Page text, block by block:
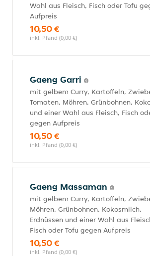
Wahl aus Fleisch, Fisch oder Tofu
Aufpreis
10,50 €
inkl. Pfand (0,00 €)
Gaeng Garri
mit gelbem Curry, Kartoffeln,
Tomaten, Möhren, Grünbohnen,
und einer Wahl aus Fleisch, Fisch
gegen Aufpreis
10,50 €
inkl. Pfand (0,00 €)
Gaeng Massaman
mit gelbem Curry, Kartoffeln,
Möhren, Grünbohnen, Kokosmilch,
Erdnüssen und einer Wahl aus
Fisch oder Tofu gegen Aufpreis
10,50 €
inkl. Pfand (0,00 €)